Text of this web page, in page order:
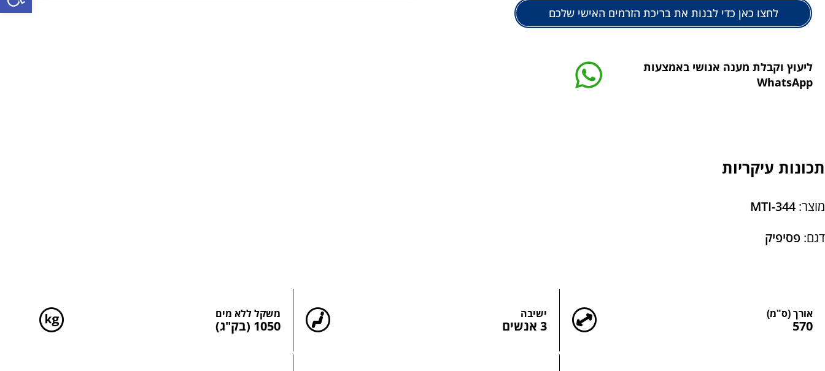
לחצו כאן כדי לבנות את בריכת הזרמים האישי שלכם
ליעוץ וקבלת מענה אנושי באמצעות
WhatsApp
תכונות עיקריות
מוצר:
דגם: פסיפיק
אורך (ס"מ)
570
ישיבה
3 אנשים
משקל ללא מים
1050 (בק"ג)